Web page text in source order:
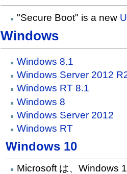
"Secure Boot" is a new
Windows
Windows 8.1
Windows Server 2012
Windows RT 8.1
Windows 8
Windows Server 2012
Windows RT
Windows 10
Microsoft は、Windows